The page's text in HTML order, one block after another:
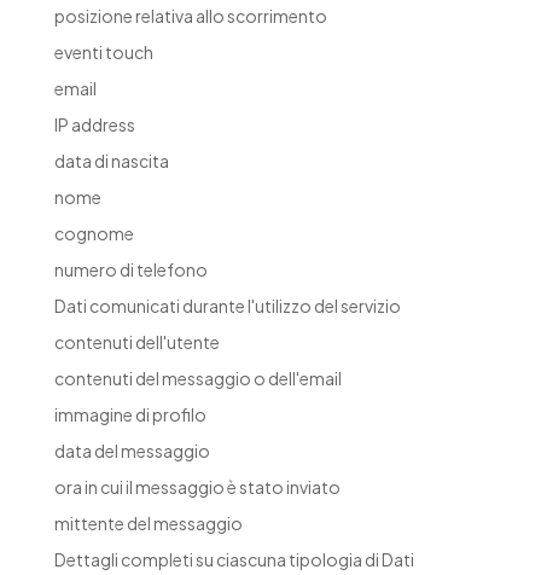
posizione relativa allo scorrimento
eventi touch
email
IP address
data di nascita
nome
cognome
numero di telefono
Dati comunicati durante l'utilizzo del servizio
contenuti dell'utente
contenuti del messaggio o dell'email
immagine di profilo
data del messaggio
ora in cui il messaggio è stato inviato
mittente del messaggio
Dettagli completi su ciascuna tipologia di Dati